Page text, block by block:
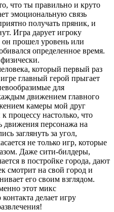
что ты правильно и круто
эмоциональную связь
получать пряник, и
Игра дарует игроку
он прошел уровень или
определенное время.
который первый раз
главный герой прыгает
для
движением главного
камеры мой друг
процессу настолько, что
движения персонажа на
заглянуть за угол,
не только игр, которые
Даже сити-билдеры,
в постройке города, дают
смотрит на свой город и
его своим взглядом.
этот микс
делает игру